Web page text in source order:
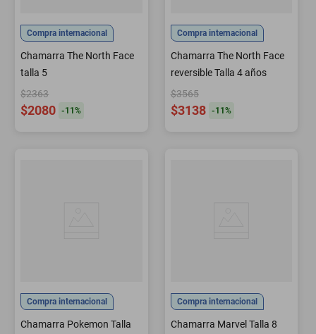
Compra internacional
Chamarra The North Face
talla 5
$2363
$2080 -11%
Compra internacional
Chamarra The North Face
reversible Talla 4 años
$3565
$3138 -11 %
Compra internacional
Chamarra Pokemon Talla
Compra internacional
Chamarra Marvel Talla 8